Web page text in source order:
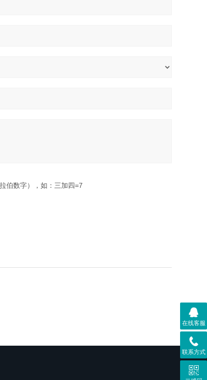
伯数字），如：三加四=7
在线客服
联系方式